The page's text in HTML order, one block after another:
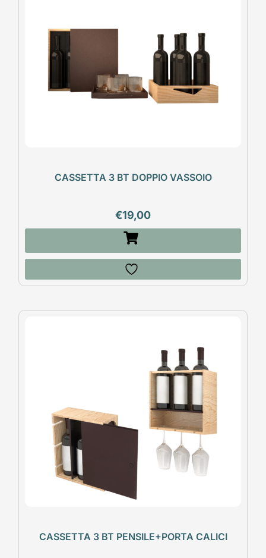
CASSETTA 3 BT DOPPIO VASSOIO
€19,00
CASSETTA 3 BT PENSILE+PORTA CALICI